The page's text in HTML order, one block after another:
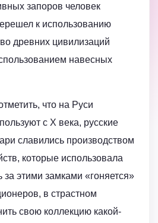
запоров человек
к использованию
древних цивилизаций
навесных
что на Руси
с X века, русские
славились производством
которые использовала
этими замками «гоняется»
в страстном
свою коллекцию какой-